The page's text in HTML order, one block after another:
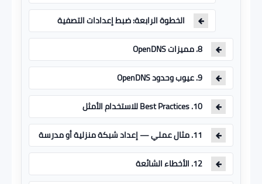
الخطوة الرابعة: ضبط إعدادات التصفية
8. مميزات OpenDNS
9. عيوب وحدود OpenDNS
10. Best Practices للاستخدام الأمثل
11. مثال عملي — إعداد شبكة منزلية أو مدرسة
12. الأخطاء الشائعة